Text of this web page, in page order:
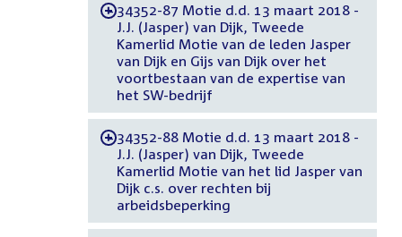
-34352-87 Motie d.d. 13 maart 2018 -
J.J. (Jasper) van Dijk, Tweede
Kamerlid Motie van de leden Jasper
van Dijk en Gijs van Dijk over het
voortbestaan van de expertise van
het SW-bedrijf
-34352-88 Motie d.d. 13 maart 2018 -
J.J. (Jasper) van Dijk, Tweede
Kamerlid Motie van het lid Jasper van
Dijk c.s. over rechten bij
arbeidsbeperking